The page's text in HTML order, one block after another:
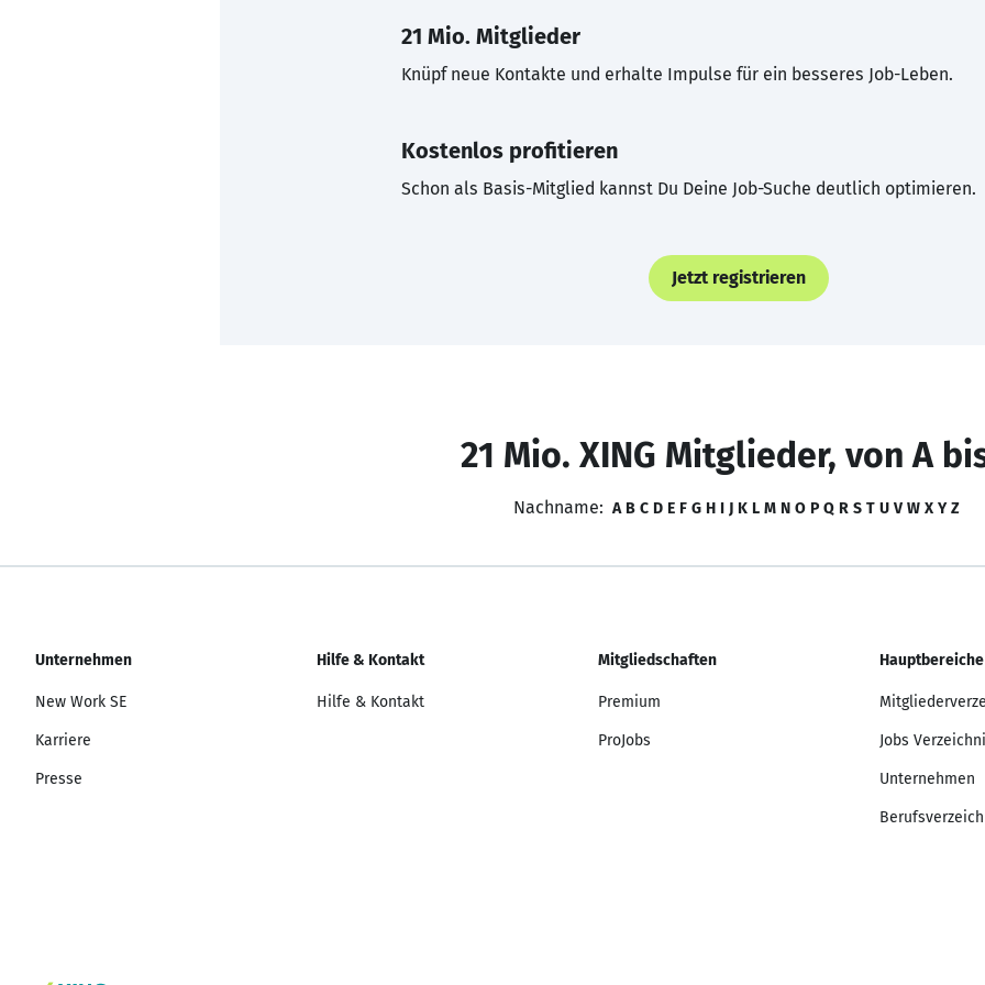
21 Mio. Mitglieder
Knüpf neue Kontakte und erhalte Impulse für ein besseres Job-Leben.
Kostenlos profitieren
Schon als Basis-Mitglied kannst Du Deine Job-Suche deutlich optimieren.
Jetzt registrieren
21 Mio. XING Mitglieder, von A
Nachname: A B C D E F G H I J K L M N O P Q R S T U V W X Y Z
Unternehmen
New Work SE
Karriere
Presse
Hilfe & Kontakt
Hilfe & Kontakt
Mitgliedschaften
Premium
ProJobs
Hauptbereiche
Jobs
Unternehmen